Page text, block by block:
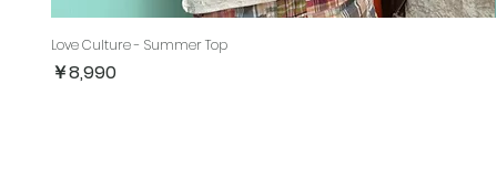
Love Culture - Summer Top
価格
￥8,990